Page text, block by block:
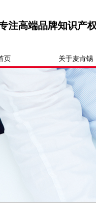
注高端品牌知识产
页 关于麦肯锡